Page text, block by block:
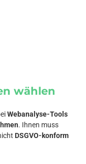
wählen
Webanalyse-Tools
. Ihnen muss
DSGVO-konform